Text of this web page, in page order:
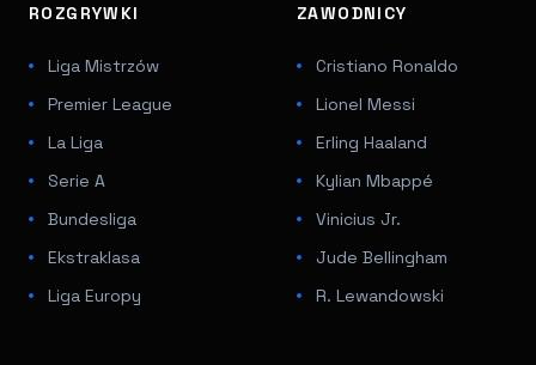
ROZGRYWKI
Liga Mistrzów
Premier League
La Liga
Serie A
Bundesliga
Ekstraklasa
Liga Europy
ZAWODNICY
Cristiano Ronaldo
Lionel Messi
Erling Haaland
Kylian Mbappé
Vinicius Jr.
Jude Bellingham
R. Lewandowski